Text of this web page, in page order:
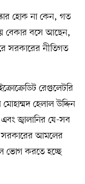
হোক না কেন, গত
বেকার বসে আছেন,
সরকারের নীতিগত
রেগুলেটরি
হেলাল উদ্দিন
জ্বালানির যে-সব
সরকারের আমলের
ভোগ করতে হচ্ছে